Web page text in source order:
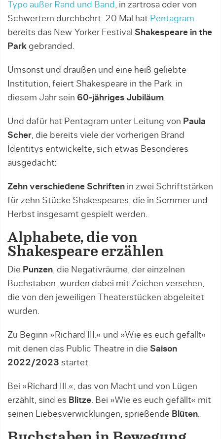
Typo außer Rand und Band, in zartrosa oder von
Schwertern durchbohrt: 20 Mal hat Pentagram
bereits das New Yorker Festival Shakespeare in the
Park gebranded.
Umsonst und draußen und eine heiß geliebte
Institution, feiert Shakespeare in the Park in
diesem Jahr sein 60-jähriges Jubiläum.
Und dafür hat Pentagram unter Leitung von Paula
Scher, die bereits viele der vorherigen Brand
Identitys entwickelte, sich etwas Besonderes
ausgedacht:
Zehn verschiedene Schriften in zwei Schriftstärken
für zehn Stücke Shakespeares, die in Sommer und
Herbst insgesamt gespielt werden.
Alphabete, die von
Shakespeare erzählen
Die Punzen, die Negativräume, der einzelnen
Buchstaben, wurden dabei mit Zeichen versehen,
die von den jeweiligen Theaterstücken abgeleitet
wurden.
Zu Beginn »Richard III.« und »Wie es euch gefällt«
mit denen das Public Theatre in die Saison
2022/2023 startet
Bei »Richard III.«, das von Macht und von Lügen
erzählt, sind es Blitze. Bei »Wie es euch gefällt« mit
seinen Liebesverwicklungen, sprießende Blüten.